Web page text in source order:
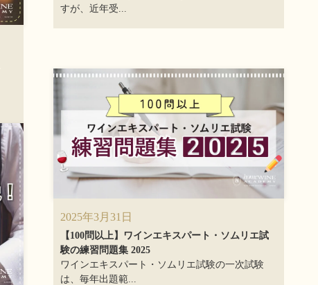
すが、近年受...
2025年3月31日
【100問以上】ワインエキスパート・ソムリエ試
験の練習問題集 2025
ワインエキスパート・ソムリエ試験の一次試験
は、毎年出題範...